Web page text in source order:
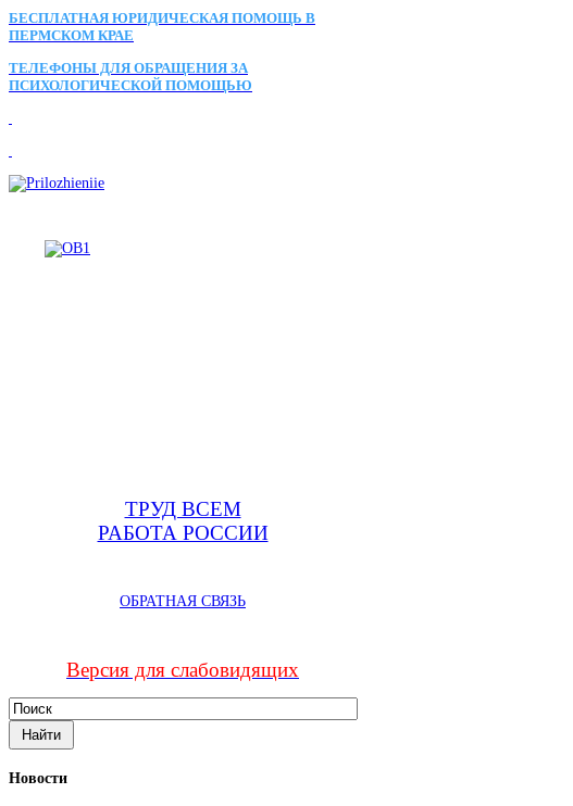
БЕСПЛАТНАЯ ЮРИДИЧЕСКАЯ ПОМОЩЬ В
ПЕРМСКОМ КРАЕ
ТЕЛЕФОНЫ ДЛЯ ОБРАЩЕНИЯ ЗА
ПСИХОЛОГИЧЕСКОЙ ПОМОЩЬЮ
ТРУД ВСЕМ
РАБОТА РОССИИ
ОБРАТНАЯ СВЯЗЬ
Версия для слабовидящих
Новости